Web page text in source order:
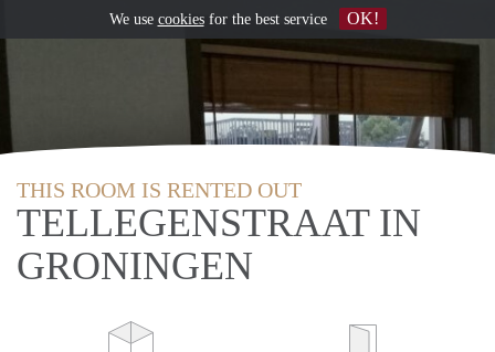
THIS ROOM IS RENTED OUT
TELLEGENSTRAAT IN
GRONINGEN
We use cookiesfor the best service OK!